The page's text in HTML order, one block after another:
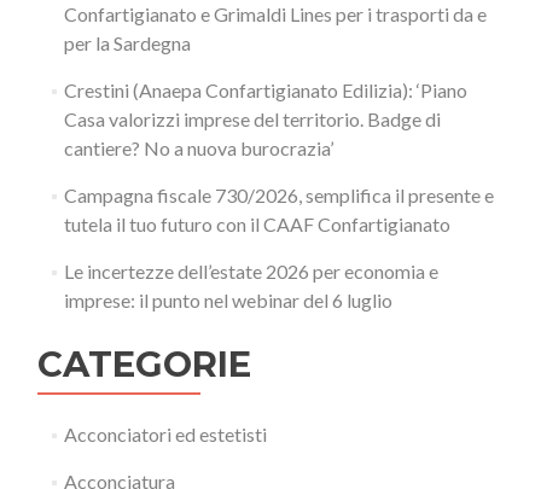
Confartigianato e Grimaldi Lines per i trasporti da e
per la Sardegna
Crestini (Anaepa Confartigianato Edilizia): ‘Piano
Casa valorizzi imprese del territorio. Badge di
cantiere? No a nuova burocrazia’
Campagna fiscale 730/2026, semplifica il presente e
tutela il tuo futuro con il CAAF Confartigianato
Le incertezze dell’estate 2026 per economia e
imprese: il punto nel webinar del 6 luglio
CATEGORIE
Acconciatori ed estetisti
Acconciatura